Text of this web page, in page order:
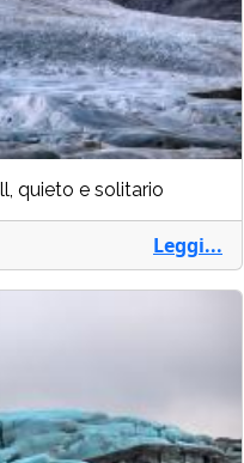
quieto e solitario
Leggi...